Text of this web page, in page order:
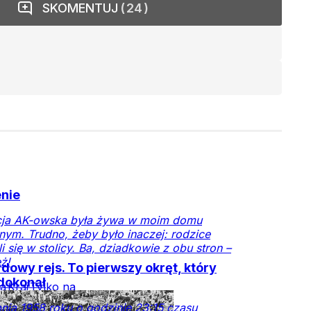
SKOMENTUJ 24
AK-owska była żywa w moim domu
Trudno, żeby było inaczej: rodzice
się w stolicy. Ba, dziadkowie z obu stron –
KrajTylko na
rejs. To pierwszy okręt, który
1958 roku o godzinie 23:15 czasu